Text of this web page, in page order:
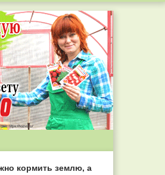
кормить землю, а